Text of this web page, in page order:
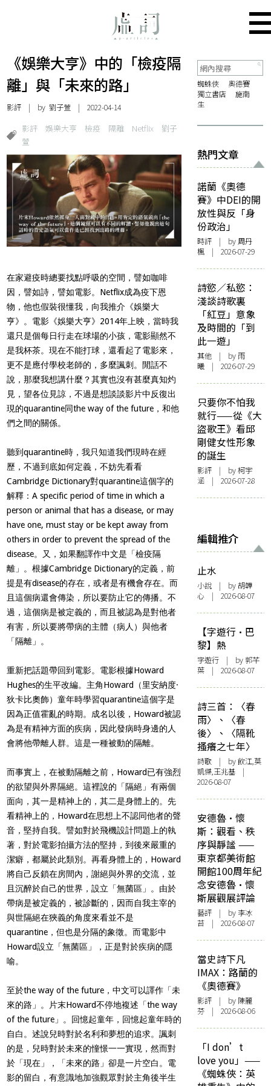
《娛樂大亨》中的「檢疫隔
離」與「未來的路」
影評 | by劉子萱 | 2022-04-14
影評 娛樂大亨 檢疫 隔離 Netflix
劉子
萱
在家避疫時總要找點呼吸的空間，譬如咖啡
因，譬如詩，譬如電影。Netflix成為疫下恩
物，他也假裝很懂我，向我推介《娛樂大
亨》。電影《娛樂大亨》2014年上映，當時我
還只是個每日行走在球場的小孩，電影顯然不
是我杯茶。現在不能打球，還看起了電影來，
更不是應付學校老師的，多麼諷刺。閒話不
說，那麼我想講什麼？其實也沒有甚麼真知灼
見，望各位見諒，不過是想談談影片中反復出
現的quarantine同the way of the future，和他
們之間的關係。
聽到quarantine時，我只知道我們現時在經
歷，不過到底如何定義，不妨先看看
Cambridge Dictionary對quarantine這個字的
解釋：A specific period of time in which a
person or animal that has a disease, or may
have one, must stay or be kept away from
others in order to prevent the spread of the
disease。又，如果翻譯作中文是「檢疫隔
離」。根據Cambridge Dictionary的定義，前
提是有disease的存在，或者是有機會存在。而
且這個病還會傳染，所以要防止它的傳播。不
過，這個病是被定義的，而且被認為是對他者
有害，所以要將帶病的主體（病人）與他者
「隔離」。
重新把話題帶回到電影。電影根據Howard
Hughes的生平改編。主角Howard（里安納度·
狄卡比奧飾）童年時學習quarantine這個字是
因為正值霍亂的時期。成名以後，Howard被認
為是有精神方面的疾病，因此發病時身邊的人
會將他帶離人群。這是一種被動的隔離。
而事實上，在被動隔離之前，Howard已有強烈
的欲望與外界隔絕。這裡說的「隔絕」有兩個
面向，其一是精神上的，其二是身體上的。先
看精神上的，Howard在思想上不認同他者的聲
音，堅持自我。譬如對於飛機設計問題上的執
著，對於電影拍攝方法的堅持，到後來嚴重的
潔癖，都屬於此類別。再看身體上的，Howard
將自己反鎖在房間內，謝絕與外界的交流，並
且沉醉於自己的世界，設立「無菌區」。由於
帶病是被定義的，被診斷的，因而自我主宰的
與世隔絕在狹義的角度來看並不是
quarantine，但也是分隔的象徵。而電影中
Howard設立「無菌區」，正是對於疾病的隱
喻。
至於the way of the future，中文可以譯作「未
來的路」。片末Howard不停地複述「the way
of the future」。回憶起童年，回憶起童年時的
自白。述說兒時對於名利和夢想的追求。諷刺
的是，兒時對於未來的憧憬一一實現，然而對
於「現在」，「未來的路」卻是一片空白。電
影的留白，有意識地加強觀眾對於主角後半生
蜘蛛俠
奧德賽
獨立書店
施南
生
熱門文章
諾蘭《奧德
賽》中DEI的開
放性與反「身
份政治」
時評 | by周丹
楓 | 2026-07-29
詩慾／私慾：
淺談詩歌裏
「紅豆」意象
及時間的「到
此一遊」
其他 | by 雨
曦 | 2026-07-29
只要你不怕我
就行——從《大
盜歌王》看邱
剛健女性形象
的誕生
影評 | by 柯宇
涵 | 2026-07-28
編輯推介
止水
小說 | by 胡韡
心 | 2026-08-07
【字遊行·巴
黎】熱
字遊行 | by 郭芊
葉 | 2026-08-07
詩三首：〈春
雨〉、〈春
後〉、〈隔靴
搔癢之七年〉
詩歌 | by 飲江,莫
凱傑,王兆基 |
2026-08-07
安德魯·懷
斯：觀看、秩
序與靜謐 ——
東京都美術館
開館100周年紀
念安德魯·懷
斯展觀展評論
藝評 | by 李冰
苔 | 2026-08-07
當史詩下凡
IMAX：路蘭的
《奧德賽》
影評 | by 陳麗
芬 | 2026-08-06
「I don’t
love you」——
《蜘蛛俠：英